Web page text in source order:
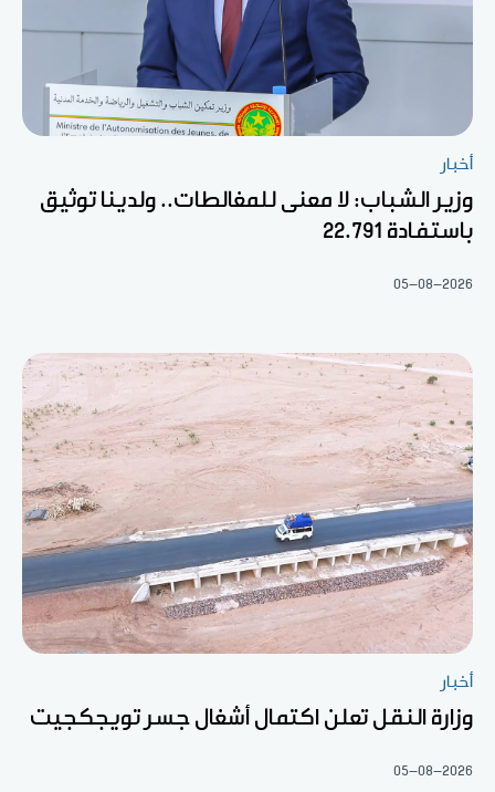
أخبار
وزير الشباب: لا معنى للمغالطات.. ولدينا توثيق
باستفادة 22.791
05-08-2026
أخبار
وزارة النقل تعلن اكتمال أشغال جسر تويجكجيت
05-08-2026